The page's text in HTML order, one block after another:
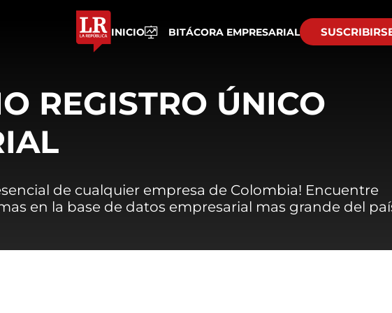
INICIO BITÁCORA EMPRESARIAL
REGISTRO ÚNICO
de cualquier empresa de Colombia! Encuentre
en la base de datos empresarial mas grande del